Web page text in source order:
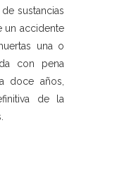
sustancias
un accidente
una o
con pena
doce años,
de la